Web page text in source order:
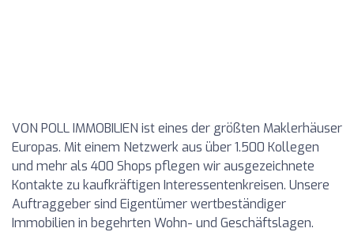
VON POLL IMMOBILIEN ist eines der größten Maklerhäuser
Europas. Mit einem Netzwerk aus über 1.500 Kollegen
und mehr als 400 Shops pflegen wir ausgezeichnete
Kontakte zu kaufkräftigen Interessentenkreisen. Unsere
Auftraggeber sind Eigentümer wertbeständiger
Immobilien in begehrten Wohn- und Geschäftslagen.